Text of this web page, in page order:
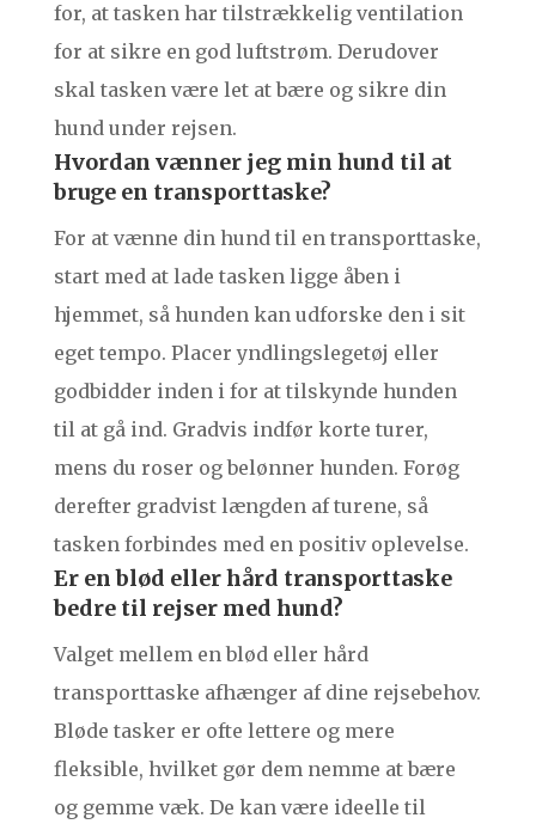
for, at tasken har tilstrækkelig ventilation
for at sikre en god luftstrøm. Derudover
skal tasken være let at bære og sikre din
hund under rejsen.
Hvordan vænner jeg min hund til at
bruge en transporttaske?
For at vænne din hund til en transporttaske,
start med at lade tasken ligge åben i
hjemmet, så hunden kan udforske den i sit
eget tempo. Placer yndlingslegetøj eller
godbidder inden i for at tilskynde hunden
til at gå ind. Gradvis indfør korte turer,
mens du roser og belønner hunden. Forøg
derefter gradvist længden af turene, så
tasken forbindes med en positiv oplevelse.
Er en blød eller hård transporttaske
bedre til rejser med hund?
Valget mellem en blød eller hård
transporttaske afhænger af dine rejsebehov.
Bløde tasker er ofte lettere og mere
fleksible, hvilket gør dem nemme at bære
og gemme væk. De kan være ideelle til